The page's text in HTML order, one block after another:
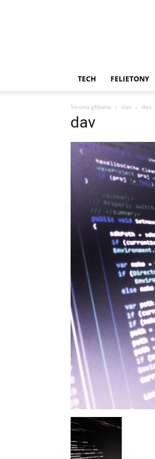
TECH FELIETONY
Strona główna dav dav
dav